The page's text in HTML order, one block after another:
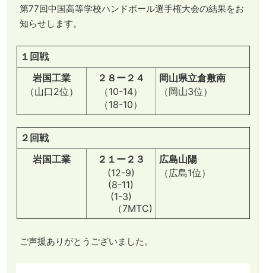
第77回中国高等学校ハンドボール選手権大会の結果をお
知らせします。
１回戦
岩国工業
（山口2位）
２８ー２４
（10-14）
（18-10）
岡山県立倉敷南
（岡山3位）
２回戦
岩国工業
２１ー２３
(12-9)
(8-11)
(1-3)
（7MTC)
広島山陽
（広島1位）
ご声援ありがとうございました。